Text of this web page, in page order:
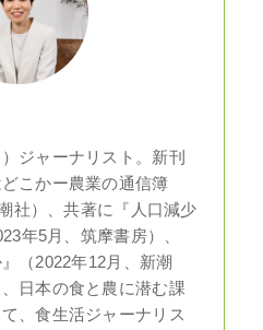
ジャーナリスト。新刊
こかー農業の通信簿
社）、共著に『人口減少
年5月、筑摩書房）、
（2022年12月、新潮
日本の食と農に潜む課
、食生活ジャーナリス